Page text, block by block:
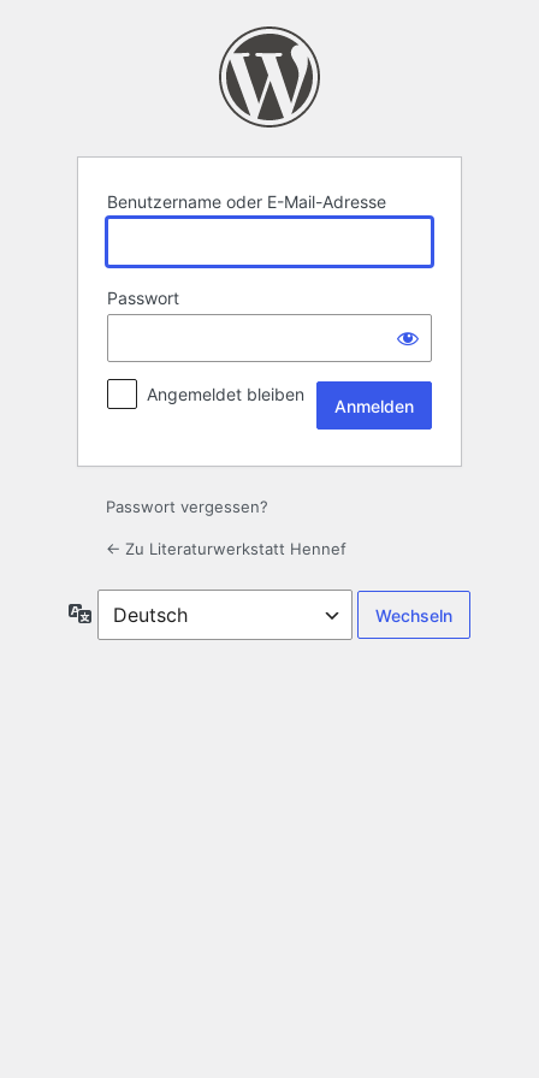
Benutzername oder E-Mail-Adresse
Passwort
Angemeldet bleiben
Passwort vergessen?
← Zu Literaturwerkstatt Hennef
Sprache